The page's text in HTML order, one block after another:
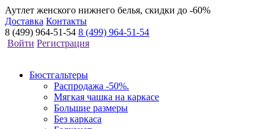
Аутлет женского нижнего белья, скидки до -60%
Доставка Контакты
8 (499) 964-51-54 8 (499) 964-51-54
Войти Регистрация
Бюстгальтеры
Распродажа -50%.
Мягкая чашка на каркасе
Большие размеры
Без каркаса